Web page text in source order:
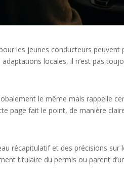
les jeunes conducteurs
locales, il n’est pas
le même mais rappelle
page fait le point, de manière
récapitulatif et des précisions
titulaire du permis ou parent